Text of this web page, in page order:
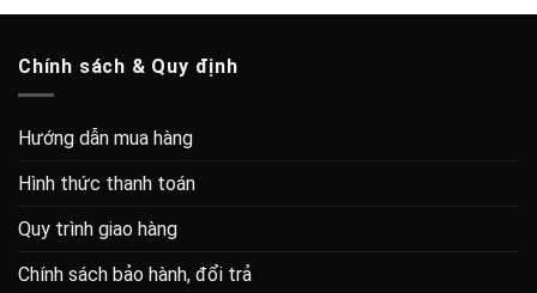
8.500.000 ₫.
Chính sách & Quy định
Hướng dẫn mua hàng
Hình thức thanh toán
Quy trình giao hàng
Chính sách bảo hành, đổi trả